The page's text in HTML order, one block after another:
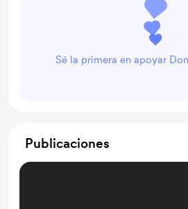
Sé la primera en apoyar
Publicaciones